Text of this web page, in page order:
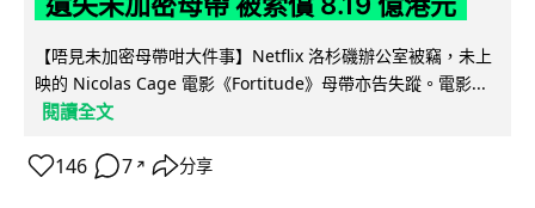
【唔見未加密母帶咁大件事】Netflix 洛杉磯辦公室被竊，未上
映的 Nicolas Cage 電影《Fortitude》母帶亦告失蹤。電影...
閱讀全文
146 7 ↗ 分享